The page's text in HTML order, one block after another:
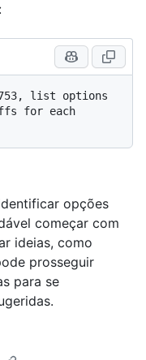
list options
for each
opções
começar com
ideias, como
prosseguir
para se